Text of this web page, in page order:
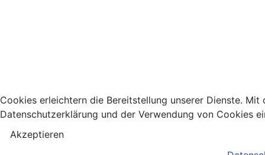
Cookies erleichtern die Bereitstellung unserer Dienste.
Datenschutzerklärung und der Verwendung von Cookies
Akzeptieren